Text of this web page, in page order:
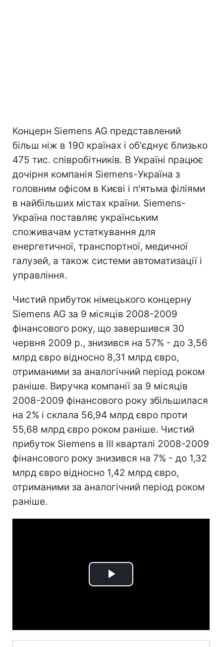
Концерн Siemens AG представлений
більш ніж в 190 країнах і об'єднує близько
475 тис. співробітників. В Україні працює
дочірня компанія Siemens-Україна з
головним офісом в Києві і п'ятьма філіями
в найбільших містах країни. Siemens-
Україна поставляє українським
споживачам устаткування для
енергетичної, транспортної, медичної
галузей, а також системи автоматизації і
управління.
Чистий прибуток німецького концерну
Siemens AG за 9 місяців 2008-2009
фінансового року, що завершився 30
червня 2009 р., знизився на 57% - до 3,56
млрд євро відносно 8,31 млрд євро,
отриманими за аналогічний період роком
раніше. Виручка компанії за 9 місяців
2008-2009 фінансового року збільшилася
на 2% і склала 56,94 млрд євро проти
55,68 млрд євро роком раніше. Чистий
прибуток Siemens в III кварталі 2008-2009
фінансового року знизився на 7% - до 1,32
млрд євро відносно 1,42 млрд євро,
отриманими за аналогічний період роком
раніше.
Play